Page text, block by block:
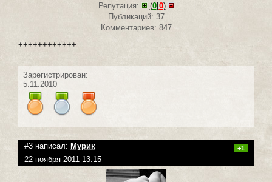
Репутация:
(0| 0)
Публикаций: 37
Комментариев: 847
++++++++++++
Зарегистрирован:
5.11.2010
#3 написал: Мурик +1
22 ноября 2011 13:15